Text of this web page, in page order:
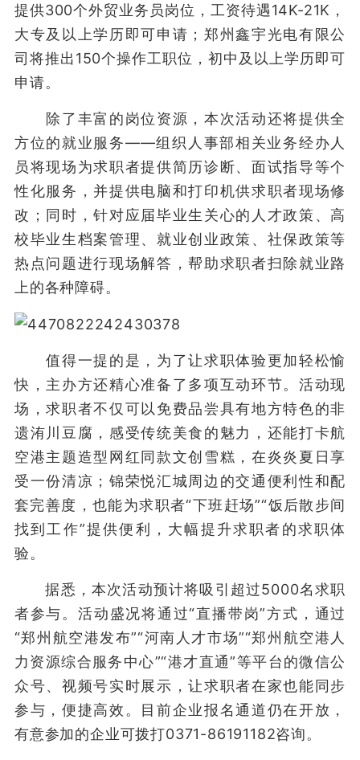
提供300个外贸业务员岗位，工资待遇14K-21K，
大专及以上学历即可申请；郑州鑫宇光电有限公
司将推出150个操作工职位，初中及以上学历即可
申请。
除了丰富的岗位资源，本次活动还将提供全
方位的就业服务——组织人事部相关业务经办人
员将现场为求职者提供简历诊断、面试指导等个
性化服务，并提供电脑和打印机供求职者现场修
改；同时，针对应届毕业生关心的人才政策、高
校毕业生档案管理、就业创业政策、社保政策等
热点问题进行现场解答，帮助求职者扫除就业路
上的各种障碍。
值得一提的是，为了让求职体验更加轻松愉
快，主办方还精心准备了多项互动环节。活动现
场，求职者不仅可以免费品尝具有地方特色的非
遗洧川豆腐，感受传统美食的魅力，还能打卡航
空港主题造型网红同款文创雪糕，在炎炎夏日享
受一份清凉；锦荣悦汇城周边的交通便利性和配
套完善度，也能为求职者“下班赶场”“饭后散步间
找到工作”提供便利，大幅提升求职者的求职体
验。
据悉，本次活动预计将吸引超过5000名求职
者参与。活动盛况将通过“直播带岗”方式，通过
“郑州航空港发布”“河南人才市场”“郑州航空港人
力资源综合服务中心”“港才直通”等平台的微信公
众号、视频号实时展示，让求职者在家也能同步
参与，便捷高效。目前企业报名通道仍在开放，
有意参加的企业可拨打0371-86191182咨询。